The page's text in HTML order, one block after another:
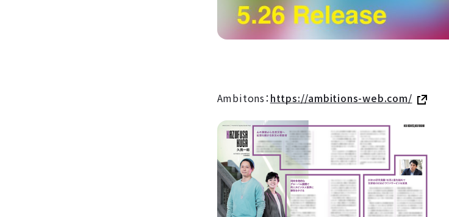
Ambitons：https://ambitions-web.com/